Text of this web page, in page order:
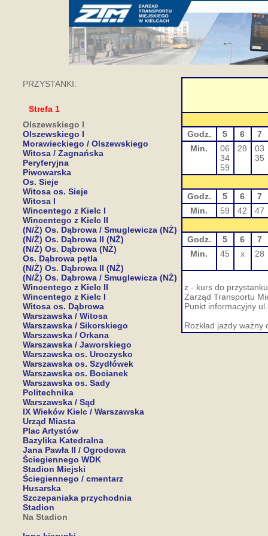
PRZYSTANKI:
Strefa 1
Olszewskiego I
Olszewskiego I
Morawieckiego / Olszewskiego
Witosa / Zagnańska
Peryferyjna
Piwowarska
Os. Sieje
Witosa os. Sieje
Witosa I
Wincentego z Kielc I
Wincentego z Kielc II
(N/Ż) Os. Dąbrowa / Smuglewicza (NŻ)
(N/Ż) Os. Dąbrowa II (NŻ)
(N/Ż) Os. Dąbrowa (NŻ)
Os. Dąbrowa pętla
(N/Ż) Os. Dąbrowa II (NŻ)
(N/Ż) Os. Dąbrowa / Smuglewicza (NŻ)
Wincentego z Kielc II
Wincentego z Kielc I
Witosa os. Dąbrowa
Warszawska / Witosa
Warszawska / Sikorskiego
Warszawska / Orkana
Warszawska / Jaworskiego
Warszawska os. Uroczysko
Warszawska os. Szydłówek
Warszawska os. Bocianek
Warszawska os. Sady
Politechnika
Warszawska / Sąd
IX Wieków Kielc / Warszawska
Urząd Miasta
Plac Artystów
Bazylika Katedralna
Jana Pawła II / Ogrodowa
Ściegiennego WDK
Stadion Miejski
Ściegiennego / cmentarz
Husarska
Szczepaniaka przychodnia
Stadion
Na Stadion
Godz. 5 6
7
Min.
06
34
59
28
03
35
Godz. 5 6
7
Min.
59 42 47
Godz. 5 6
7
Min.
45 x 28
z - kurs do
Zarząd Transportu
Punkt informacyjny
Rozkład jazdy ważny